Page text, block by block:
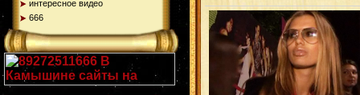
интересное видео
666